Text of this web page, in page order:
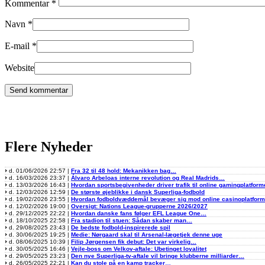
Kommentar *
Navn *
E-mail *
Website
Flere Nyheder
d. 01/06/2026 22:57 | Fra 32 til 48 hold: Mekanikken bag…
d. 16/03/2026 23:37 | Álvaro Arbeloas interne revolution og Real Madrids…
d. 13/03/2026 16:43 | Hvordan sportsbegivenheder driver trafik til online
d. 12/03/2026 12:59 | De største øjeblikke i dansk Superliga-fodbold
d. 19/02/2026 23:55 | Hvordan fodboldvæddemål bevæger sig mod online
d. 12/02/2026 19:00 | Oversigt: Nations League-grupperne 2026/2027
d. 29/12/2025 22:22 | Hvordan danske fans følger EFL League One…
d. 18/10/2025 22:58 | Fra stadion til stuen: Sådan skaber man…
d. 29/08/2025 23:43 | De bedste fodbold-inspirerede spil
d. 30/06/2025 19:25 | Medie: Nørgaard skal til Arsenal-lægetjek denne uge
d. 08/06/2025 10:39 | Filip Jørgensen fik debut: Det var virkelig…
d. 30/05/2025 16:46 | Vejle-boss om Velkov-aftale: Ubetinget loyalitet
d. 29/05/2025 23:23 | Den nye Superliga-tv-aftale vil bringe klubberne milliarder…
d. 26/05/2025 22:21 | Kan du stole på en kamp tracker…